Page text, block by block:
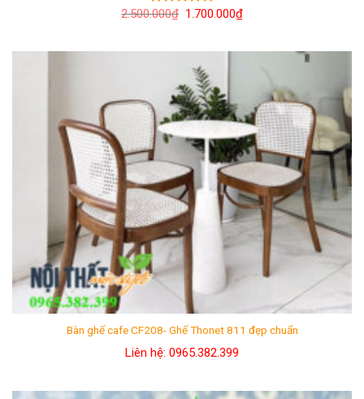
Được xếp
2.500.000₫ Giá
2.500.000₫.
1.700.000₫Giá
hiện
là:
Bàn ghế cafe CF208- Ghế Thonet 811 đẹp chuẩn
Liên hệ: 0965.382.399